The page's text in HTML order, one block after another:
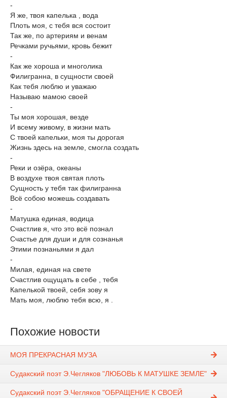
-
Я же, твоя капелька , вода
Плоть моя, с тебя вся состоит
Так же, по артериям и венам
Речками ручьями, кровь бежит
-
Как же хороша и многолика
Филигранна, в сущности своей
Как тебя люблю и уважаю
Называю мамою своей
-
Ты моя хорошая, везде
И всему живому, в жизни мать
С твоей капельки, моя ты дорогая
Жизнь здесь на земле, смогла создать
-
Реки и озёра, океаны
В воздухе твоя святая плоть
Сущность у тебя так филигранна
Всё собою можешь создавать
-
Матушка единая, водица
Счастлив я, что это всё познал
Счастье для души и для сознанья
Этими познаньями я дал
-
Милая, единая на свете
Счастлив ощущать в себе , тебя
Капелькой твоей, себя зову я
Мать моя, люблю тебя всю, я .
Похожие новости
МОЯ ПРЕКРАСНАЯ МУЗА
Судакский поэт Э.Чегляков "ЛЮБОВЬ К МАТУШКЕ ЗЕМЛЕ"
Судакский поэт Э.Чегляков "ОБРАЩЕНИЕ К СВОЕЙ